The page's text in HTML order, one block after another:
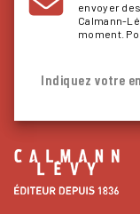
envoyer
Calmann-
moment.
Indiquez votre